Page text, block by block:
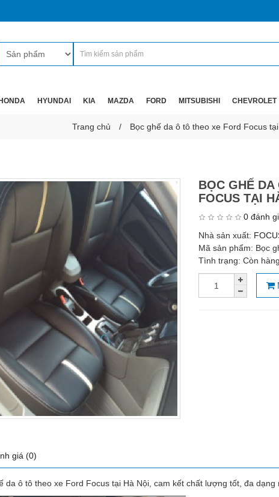
HONDA HYUNDAI KIA MAZDA FORD MITSUBISHI CHEVROLET
Trang chủ Bọc ghế da ô tô theo xe Ford Focus
BỌC GHẾ DA
FOCUS TẠI
0 đánh
Nhà sản xuất:
Mã sản phẩm: Bọc
Tình trạng: Còn hàng
giá (0)
da ô tô theo xe Ford Focus tại Hà Nội, cam kết chất lượng tốt, đa dạng